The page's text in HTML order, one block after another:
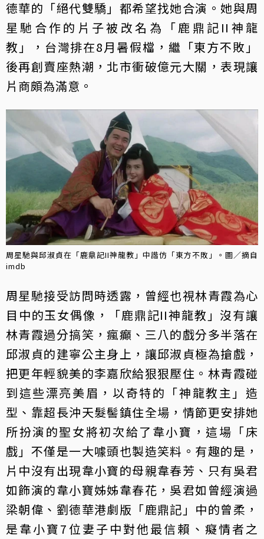
德華的「絕代雙驕」都希望找她合演。她與周
星馳合作的片子被改名為「鹿鼎記II神龍
教」，台灣排在8月暑假檔，繼「東方不敗」
後再創賣座熱潮，北市衝破億元大關，表現讓
片商頗為滿意。
周星馳與邱淑貞在「鹿鼎記II神龍教」中諧仿「東方不敗」。圖／摘自
imdb
周星馳接受訪問時透露，曾經也視林青霞為心
目中的玉女偶像，「鹿鼎記II神龍教」沒有讓
林青霞過分搞笑，瘋癲、三八的戲分多半落在
邱淑貞的建寧公主身上，讓邱淑貞極為搶戲，
把更年輕貌美的李嘉欣給狠狠壓住。林青霞碰
到這些漂亮美眉，以奇特的「神龍教主」造
型、靠超長沖天髮髻鎮住全場，情節更安排她
所扮演的聖女將初次給了韋小寶，這場「床
戲」不僅是一大噱頭也製造笑料。有趣的是，
片中沒有出現韋小寶的母親韋春芳、只有吳君
如飾演的韋小寶姊姊韋春花，吳君如曾經演過
梁朝偉、劉德華港劇版「鹿鼎記」中的曾柔，
是韋小寶7位妻子中對他最信賴、癡情者之